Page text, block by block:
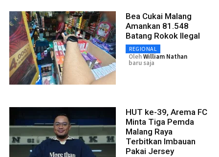
Bea Cukai Malang
Amankan 81.548
Batang Rokok Ilegal
REGIONAL
OlehWilliam Nathan
baru saja
HUT ke-39, Arema FC
Minta Tiga Pemda
Malang Raya
Terbitkan Imbauan
Pakai Jersey